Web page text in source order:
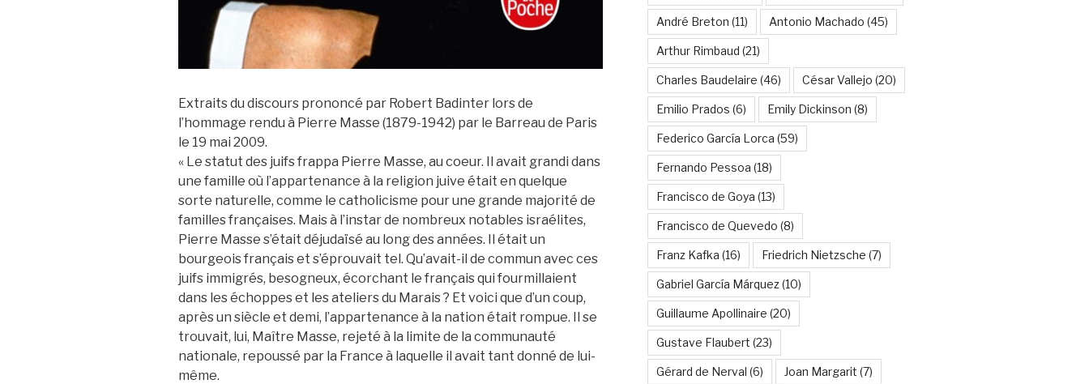
Extraits du discours prononcé par Robert Badinter lors de
l’hommage rendu à Pierre Masse (1879-1942) par le Barreau de Paris
le 19 mai 2009.
« Le statut des juifs frappa Pierre Masse, au coeur. Il avait grandi dans
une famille où l’appartenance à la religion juive était en quelque
sorte naturelle, comme le catholicisme pour une grande majorité de
familles françaises. Mais à l’instar de nombreux notables israélites,
Pierre Masse s’était déjudaïsé au long des années. Il était un
bourgeois français et s’éprouvait tel. Qu’avait-il de commun avec ces
juifs immigrés, besogneux, écorchant le français qui fourmillaient
dans les échoppes et les ateliers du Marais ? Et voici que d’un coup,
après un siècle et demi, l’appartenance à la nation était rompue. Il se
trouvait, lui, Maître Masse, rejeté à la limite de la communauté
nationale, repoussé par la France à laquelle il avait tant donné de lui-
même.
André Breton (11) Antonio Machado (45)
Arthur Rimbaud (21)
Charles Baudelaire (46) César Vallejo (20)
Emilio Prados (6) Emily Dickinson (8)
Federico García Lorca (59)
Fernando Pessoa (18)
Francisco de Goya (13)
Francisco de Quevedo (8)
Franz Kafka (16) Friedrich Nietzsche (7)
Gabriel García Márquez(10)
Guillaume Apollinaire (20)
Gustave Flaubert (23)
Gérard de Nerval (6) Joan Margarit (7)